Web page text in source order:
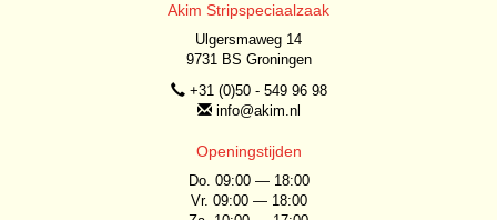
Akim Stripspeciaalzaak
Ulgersmaweg 14
9731 BS Groningen
+31 (0)50 - 549 96 98
info@akim.nl
Openingstijden
Do. 09:00 — 18:00
Vr. 09:00 — 18:00